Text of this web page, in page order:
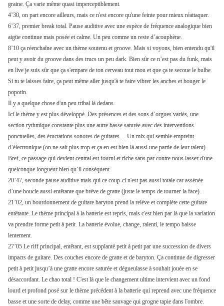
graine. Ça varie même quasi imperceptiblement.
4’30, on part encore ailleurs, mais ce n'est encore qu'une feinte pour mieux réattaquer.
6’37, premier break total. Pause auditive avec une espèce de fréquence analogique bien
aigüe continue mais posée et calme. Un peu comme un reste d’acouphène.
8’10 ça réenchaîne avec un thème soutenu et groove. Mais si voyons, bien entendu qu'il
peut y avoir du groove dans des trucs un peu dark. Bien sûr ce n’est pas du funk, mais
en live je suis sûr que ça s'empare de ton cerveau tout mou et que ça te secoue le bulbe.
Si tu te laisses faire, ça peut même aller jusqu'à te faire vibrer les anches et bouger le
popotin.
Il y a quelque chose d'un peu tribal là dedans.
Ici le thème y est plus développé. Des présences et des sons d’orgues variés, une
section rythmique constante plus une autre basse saturée avec des interventions
ponctuelles, des éructations sonores de guitares… Un mix qui semble empreint
d’électronique (on ne sait plus trop et ça en est bien là aussi une partie de leur talent).
Bref, ce passage qui devient central est fourni et riche sans par contre nous lasser d'une
quelconque longueur bien qu’il conséquent.
20’47, seconde pause auditive mais qui ce coup-ci n'est pas aussi totale car assénée
d’une boucle aussi entêtante que brève de gratte (juste le temps de tourner la face).
21’02, un bourdonnement de guitare baryton prend la relève et complète cette guitare
entêtante. Le thème principal à la batterie est repris, mais c'est bien par là que la variation
va prendre forme petit à petit. La batterie évolue, change, ralenti, le tempo baisse
lentement.
27’05 Le riff principal, entêtant, est supplanté petit à petit par une succession de divers
impacts de guitare. Des couches encore de gratte et de baryton. Ça continue de digresser
petit à petit jusqu’à une gratte encore saturée et dégueulasse à souhait jouée en se
désaccordant. Le chao total ! C'est là que le changement ultime intervient avec un fond
lourd et profond posé sur le thème précédent à la batterie qui reprend avec une fréquence
basse et une sorte de delay, comme une bête sauvage qui grogne tapie dans l'ombre.